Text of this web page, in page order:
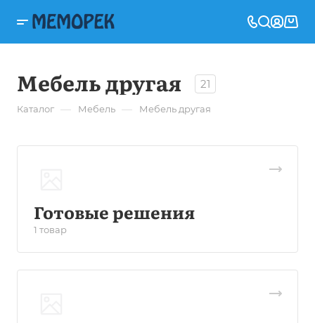
Мебель другая 21
Каталог — Мебель — Мебель другая
Готовые решения
1 товар